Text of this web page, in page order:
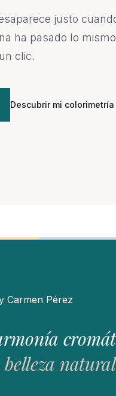
justo
ha pasado lo
clic.
Descubrir mi colorimetría